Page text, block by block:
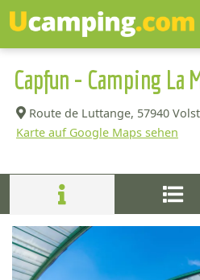
Capfun - Camping La
Route de Luttange, 57940
Karte auf Google Maps sehen